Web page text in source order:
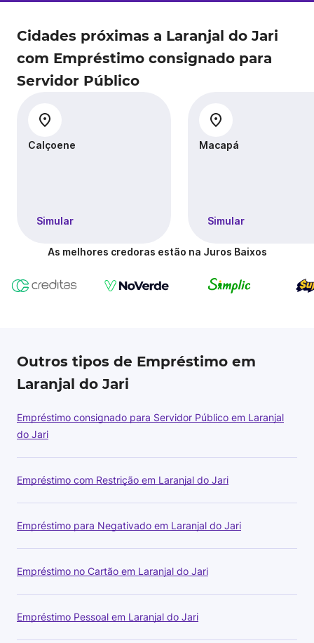
Cidades próximas a Laranjal do Jari
com Empréstimo consignado para
Servidor Público
Calçoene
Simular
Macapá
Simular
As melhores credoras estão na Juros Baixos
Outros tipos de Empréstimo em
Laranjal do Jari
Empréstimo consignado para Servidor Público em Laranjal
do Jari
Empréstimo com Restrição em Laranjal do Jari
Empréstimo para Negativado em Laranjal do Jari
Empréstimo no Cartão em Laranjal do Jari
Empréstimo Pessoal em Laranjal do Jari